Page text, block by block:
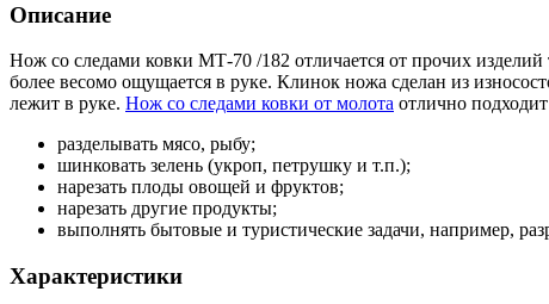
Описание
Нож со следами ковки МТ-70 /182 отличается от прочих
более весомо ощущается в руке. Клинок ножа сделан из
лежит в руке. Нож со следами ковки от молота отлично
разделывать мясо, рыбу;
шинковать зелень (укроп, петрушку и т.п.);
нарезать плоды овощей и фруктов;
нарезать другие продукты;
выполнять бытовые и туристические задачи, например,
Характеристики